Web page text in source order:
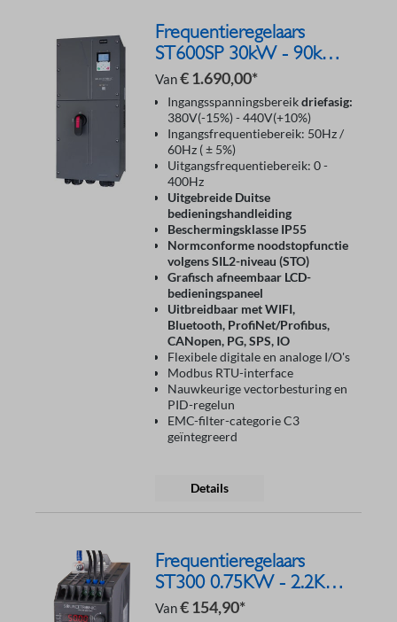
Frequentieregelaars
ST600SP 30kW - 90kW
400V IP55
Van€ 1.690,00*
Ingangsspanningsbereikdriefasig:
380V(-15%) - 440V(+10%)
Ingangsfrequentiebereik: 50Hz /
60Hz ( ± 5%)
Uitgangsfrequentiebereik: 0 -
400Hz
Uitgebreide Duitse
bedieningshandleiding
Beschermingsklasse IP55
Normconforme noodstopfunctie
volgens SIL2-niveau (STO)
Grafisch afneembaar LCD-
bedieningspaneel
Uitbreidbaar met WIFI,
Bluetooth, ProfiNet/Profibus,
CANopen, PG, SPS, IO
Flexibele digitale en analoge I/O's
Modbus RTU-interface
Nauwkeurige vectorbesturing en
PID-regelun
EMC-filter-categorie C3
geïntegreerd
Details
Frequentieregelaars
ST300 0.75KW - 2.2KW
230V
Van€ 154,90*